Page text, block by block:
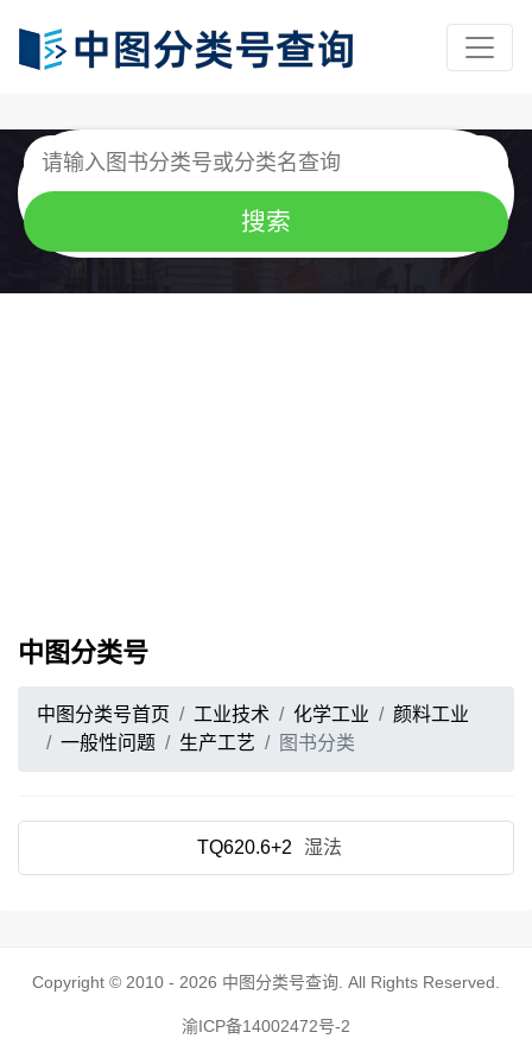
中图分类号
中图分类号首页 工业技术 化学工业
颜料工业
一般性问题
生产工艺 图书分类
TQ620.6+2 湿法
Copyright © 2010 - 2026 中图分类号查询 . All Rights Reserved.
渝ICP备14002472号-2